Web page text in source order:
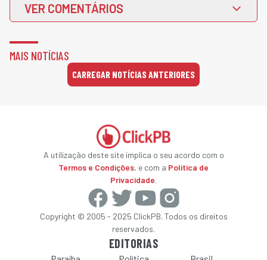
VER COMENTÁRIOS
MAIS NOTÍCIAS
CARREGAR NOTÍCIAS ANTERIORES
A utilização deste site implica o seu acordo com o
Termos e Condições, e com a Política de
Privacidade.
Copyright © 2005 - 2025 ClickPB. Todos os direitos
reservados.
EDITORIAS